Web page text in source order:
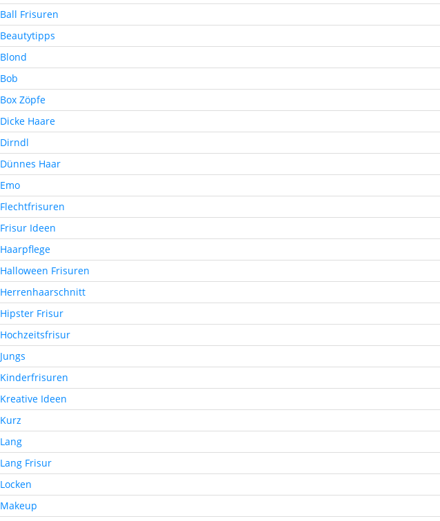
Ball Frisuren
Beautytipps
Blond
Bob
Box Zöpfe
Dicke Haare
Dirndl
Dünnes Haar
Emo
Flechtfrisuren
Frisur Ideen
Haarpflege
Halloween Frisuren
Herrenhaarschnitt
Hipster Frisur
Hochzeitsfrisur
Jungs
Kinderfrisuren
Kreative Ideen
Kurz
Lang
Lang Frisur
Locken
Makeup